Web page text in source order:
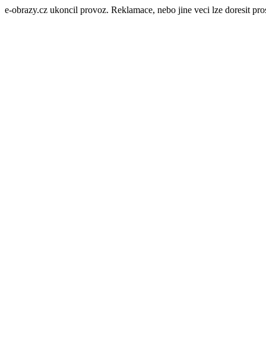
e-obrazy.cz ukoncil provoz. Reklamace, nebo jine veci lze doresit